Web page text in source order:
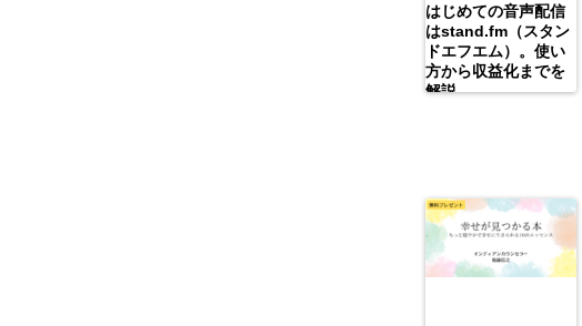
はじめての音声配信
はstand.fm（スタン
ドエフエム）。使い
方から収益化までを
解説。